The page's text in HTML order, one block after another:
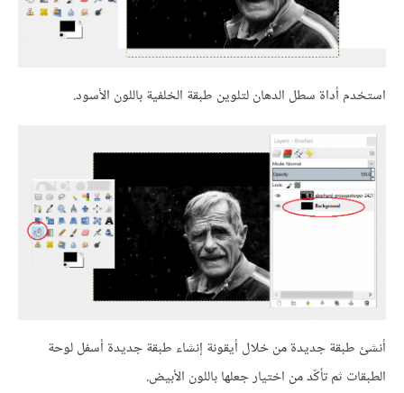
استخدم أداة سطل الدهان لتلوين طبقة الخلفية باللون الأسود.
أنشئ طبقة جديدة من خلال أيقونة إنشاء طبقة جديدة أسفل لوحة
الطبقات ثم تأكّد من اختيار جعلها باللون الأبيض.